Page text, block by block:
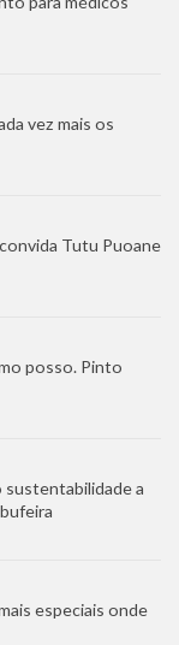
vez mais os
Tutu Puoane
posso. Pinto
sustentabilidade a
especiais onde